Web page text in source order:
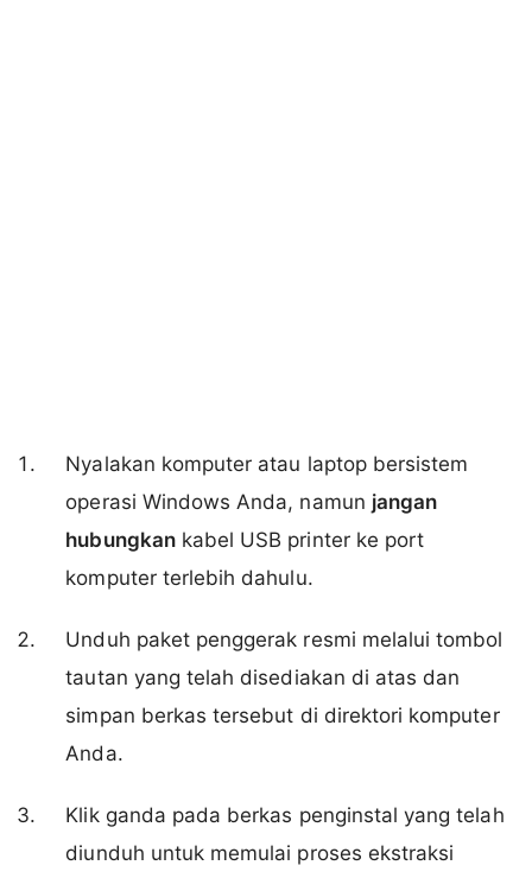
Nyalakan komputer atau laptop bersistem
operasi Windows Anda, namun jangan
hubungkankabel USB printer ke port
komputer terlebih dahulu.
Unduh paket penggerak resmi melalui tombol
tautan yang telah disediakan di atas dan
simpan berkas tersebut di direktori komputer
Anda.
Klik ganda pada berkas penginstal yang telah
diunduh untuk memulai proses ekstraksi